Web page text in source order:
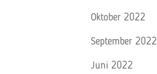
Oktober 2022
September 2022
Juni 2022